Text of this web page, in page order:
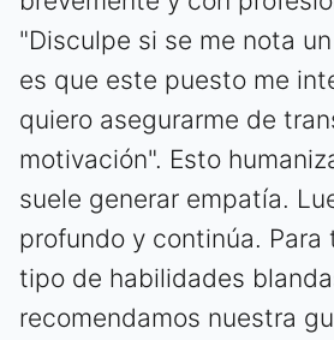
"Disculpe si se me nota
es que este puesto me
quiero asegurarme de
motivación". Esto
suele generar empatía.
profundo y continúa. Para
tipo de habilidades
recomendamos nuestra